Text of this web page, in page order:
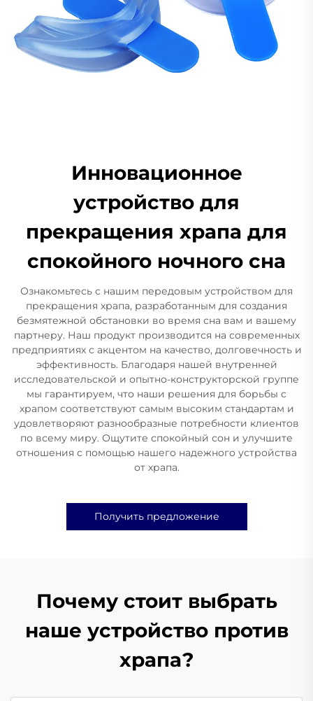
Инновационное
устройство для
прекращения храпа для
спокойного ночного сна
Ознакомьтесь с нашим передовым устройством для
прекращения храпа, разработанным для создания
безмятежной обстановки во время сна вам и вашему
партнеру. Наш продукт производится на современных
предприятиях с акцентом на качество, долговечность и
эффективность. Благодаря нашей внутренней
исследовательской и опытно-конструкторской группе
мы гарантируем, что наши решения для борьбы с
храпом соответствуют самым высоким стандартам и
удовлетворяют разнообразные потребности клиентов
по всему миру. Ощутите спокойный сон и улучшите
отношения с помощью нашего надежного устройства
от храпа.
Получить предложение
Почему стоит выбрать
наше устройство против
храпа?